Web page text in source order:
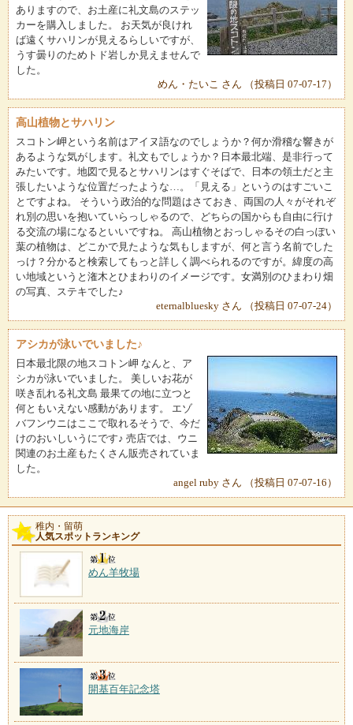
ありますので、お土産に礼文島のステッ
カーを購入しました。 お天気が良けれ
ば遠くサハリンが見えるらしいですが、
うす曇りのためトド岩しか見えませんで
した。
めん・たいこ さん （投稿日 07-07-17）
高山植物とサハリン
スコトン岬という名前はアイヌ語なのでしょうか？何か滑稽な響きが
あるような気がします。礼文もでしょうか？日本最北端、是非行って
みたいです。地図で見るとサハリンはすぐそばで、日本の領土だと主
張したいような位置だったような…。「見える」というのはすごいこ
とですよね。 そういう政治的な問題はさておき、両国の人々がそれぞ
れ別の思いを抱いていらっしゃるので、どちらの国からも自由に行け
る交流の場になるといいですね。 高山植物とおっしゃるその白っぽい
葉の植物は、どこかで見たような気もしますが、何と言う名前でした
っけ？分かると検索してもっと詳しく調べられるのですが。緯度の高
い地域というと潅木とひまわりのイメージです。女満別のひまわり畑
の写真、ステキでした♪
eternalbluesky さん （投稿日 07-07-24）
アシカが泳いでいました♪
日本最北限の地スコトン岬 なんと、ア
シカが泳いでいました。 美しいお花が
咲き乱れる礼文島 最果ての地に立つと
何ともいえない感動があります。 エゾ
バフンウニはここで取れるそうで、今だ
けのおいしいうにです♪ 売店では、ウニ
関連のお土産もたくさん販売されていま
した。
angel ruby さん （投稿日 07-07-16）
稚内・留萌
人気スポットランキング
めん羊牧場
元地海岸
開基百年記念塔